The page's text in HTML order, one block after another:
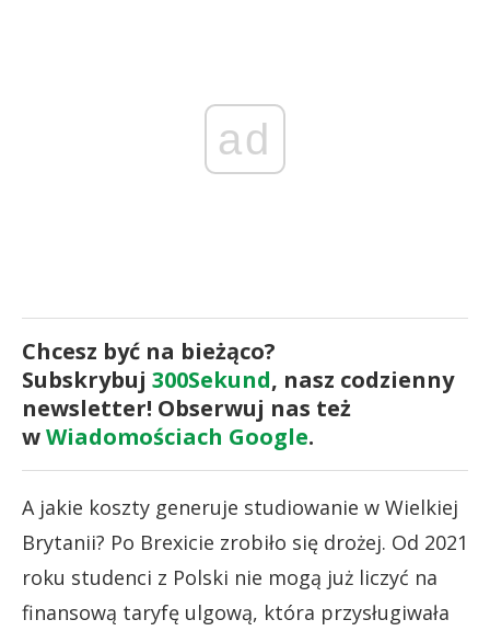
ad
Chcesz być na bieżąco?
Subskrybuj 300Sekund, nasz codzienny
newsletter! Obserwuj nas też
wWiadomościach Google.
A jakie koszty generuje studiowanie w Wielkiej
Brytanii? Po Brexicie zrobiło się drożej. Od 2021
roku studenci z Polski nie mogą już liczyć na
finansową taryfę ulgową, która przysługiwała